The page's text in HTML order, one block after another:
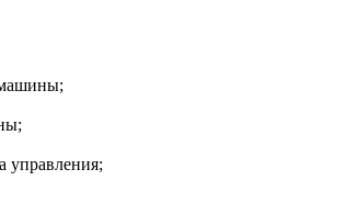
управления;